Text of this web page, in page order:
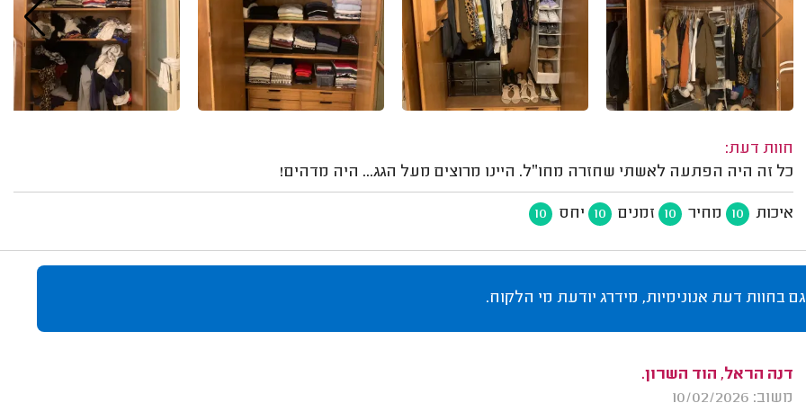
חוות דעת:
כל זה היה הפתעה לאשתי שחזרה מחו״ל. היינו מרוצים מעל הגג... היה מדהים!
איכות 10 מחיר 10 זמנים 10 יחס 10
גם בחוות דעת אנונימיות, מידרג יודעת מי הלקוח.
דנה הראל, הוד השרון.
משוב: 10/02/2026